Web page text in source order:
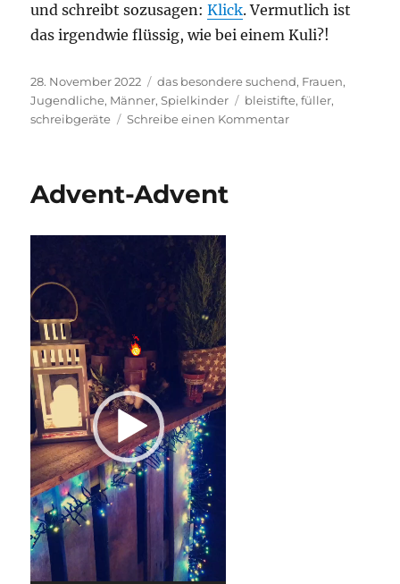
und schreibt sozu­sa­gen:Klick. Ver­mut­lich ist
das irgend­wie flüs­sig, wie bei einem Kuli?!
Veröffentlicht
am
28. November 2022 Kategorien
das besondere suchend, Frauen,
Jugendliche, Männer,Spielkinder Schlagwörter
bleistifte,füller,
schreibgeräte
Schreibe einen Kommentarzu
Advent-Advent
Player